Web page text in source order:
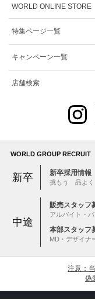
WORLD ONLINE STORE
特集ページ一覧
キャンペーン一覧
店舗検索
WORLD GROUP RECRUIT
新卒 新卒採用情報
挑もう 品よ
中途
販売スタッフ
アルバイト・
本部スタッフ
MD・デザイナ
注意：
偽